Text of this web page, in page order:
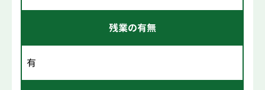
残業の有無
有